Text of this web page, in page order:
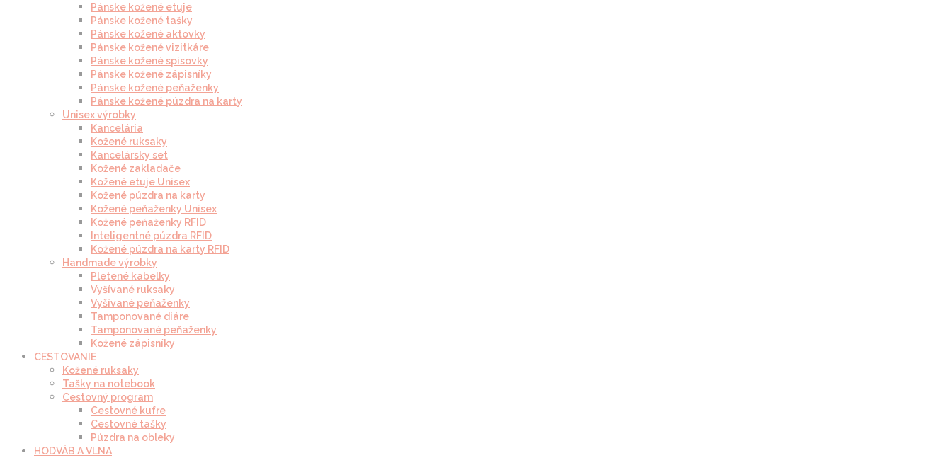
Pánske kožené etuje
Pánske kožené tašky
Pánske kožené aktovky
Pánske kožené vizitkáre
Pánske kožené spisovky
Pánske kožené zápisníky
Pánske kožené peňaženky
Pánske kožené púzdra na karty
Unisex výrobky
Kancelária
Kožené ruksaky
Kancelársky set
Kožené zakladače
Kožené etuje Unisex
Kožené púzdra na karty
Kožené peňaženky Unisex
Kožené peňaženky RFID
Inteligentné púzdra RFID
Kožené púzdra na karty RFID
Handmade výrobky
Pletené kabelky
Vyšívané ruksaky
Vyšívané peňaženky
Tamponované diáre
Tamponované peňaženky
Kožené zápisníky
CESTOVANIE
Kožené ruksaky
Tašky na notebook
Cestovný program
Cestovné kufre
Cestovné tašky
Púzdra na obleky
HODVÁB A VLNA